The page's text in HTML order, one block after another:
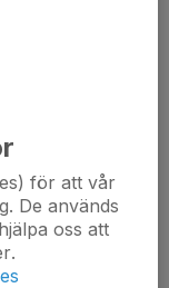
oss på mejl (se
Kontakta
för att vår
De används
oss att